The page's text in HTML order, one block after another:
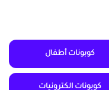
كوبونات أطفال
كوبونات الكترونيات